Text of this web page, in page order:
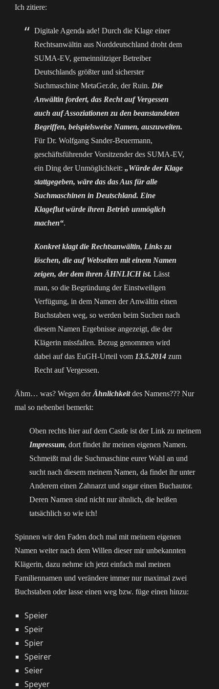
Ich zitiere:
Digitale Agenda ade! Durch die Klage einer
Rechtsanwältin aus Norddeutschland droht dem
SUMA-EV, gemeinnütziger Betreiber
Deutschlands größter und sicherster
Suchmaschine MetaGer.de, der Ruin. Die
Anwältin fordert, das Recht auf Vergessen
auch auf Assoziationen zu den beanstandeten
Begriffen, beispielsweise Namen, auszuweiten.
Für Dr. Wolfgang Sander-Beuermann,
geschäftsführender Vorsitzender des SUMA-EV,
ein Ding der Unmöglichkeit: „Würde der Klage
stattgegeben, wäre das das Aus für alle
Suchmaschinen in Deutschland. Eine
Klageflut würde ihren Betrieb unmöglich
machen“.
Konkret klagt die Rechtsanwältin, Links zu
löschen, die auf Webseiten mit einem Namen
zeigen, der dem ihren ÄHNLICH ist. Lässt
man, so die Begründung der Einstweiligen
Verfügung, in dem Namen der Anwältin einen
Buchstaben weg, so werden beim Suchen nach
diesem Namen Ergebnisse angezeigt, die der
Klägerin missfallen. Bezug genommen wird
dabei auf das EuGH-Urteil vom 13.5.2014 zum
Recht auf Vergessen.
Ähm… was? Wegen derÄhnlichkeitdes Namens??? Nur
mal so nebenbei bemerkt:
Oben rechts hier auf dem Castle ist der Link zu meinem
Impressum, dort findet ihr meinen eigenen Namen.
Schmeißt mal die Suchmaschine eurer Wahl an und
sucht nach diesem meinem Namen, da findet ihr unter
Anderem einen Zahnarzt und sogar einen Buchautor.
Deren Namen sind nicht nur ähnlich, die heißen
tatsächlich so wie ich!
Spinnen wir den Faden doch mal mit meinem eigenen
Namen weiter nach dem Willen dieser mir unbekannten
Klägerin, dazu nehme ich jetzt einfach mal meinen
Familiennamen und verändere immer nur maximal zwei
Buchstaben oder lasse einen weg bzw. füge einen hinzu:
Speier
Speir
Spier
Speirer
Seier
Speyer